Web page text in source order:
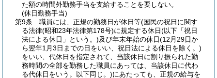
た額の時間外勤務手当を支給することを要しない。
(休日勤務手当)
第9条
職員には、正規の勤務日が休日等(国民の祝日に関す
る法律(昭和23年法律第178号)に規定する休日(以下「祝日
法による休日」という。)及び年末年始の休日(12月29日か
ら翌年1月3日までの日をいい、祝日法による休日を除く。)
をいい、代休日を指定されて、当該休日に割り振られた勤
務時間の全部を勤務した職員にあっては、当該休日に代わ
る代休日をいう。以下同じ。)にあたっても、正規の給与を